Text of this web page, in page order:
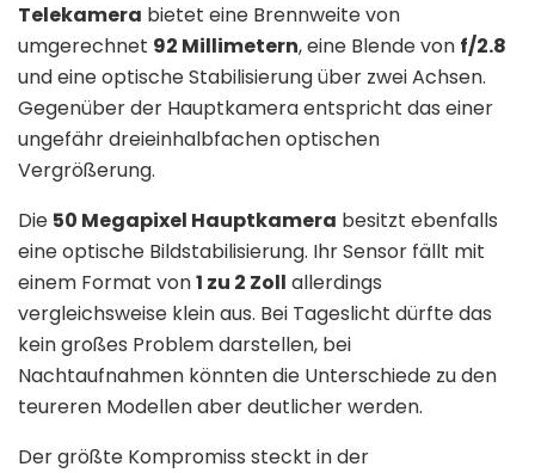
Telekamera bietet eine Brennweite von
umgerechnet 92 Millimetern, eine Blende von f/2.8
und eine optische Stabilisierung über zwei Achsen.
Gegenüber der Hauptkamera entspricht das einer
ungefähr dreieinhalbfachen optischen
Vergrößerung.
Die 50 Megapixel Hauptkamera besitzt ebenfalls
eine optische Bildstabilisierung. Ihr Sensor fällt mit
einem Format von1 zu 2 Zoll allerdings
vergleichsweise klein aus. Bei Tageslicht dürfte das
kein großes Problem darstellen, bei
Nachtaufnahmen könnten die Unterschiede zu den
teureren Modellen aber deutlicher werden.
Der größte Kompromiss steckt in der